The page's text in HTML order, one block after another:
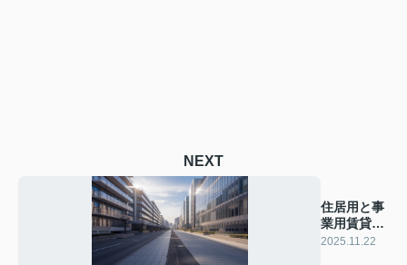
NEXT
住居用と事
業用賃貸の
違いはな
2025.11.22